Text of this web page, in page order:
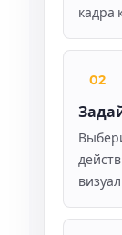
кадра
02